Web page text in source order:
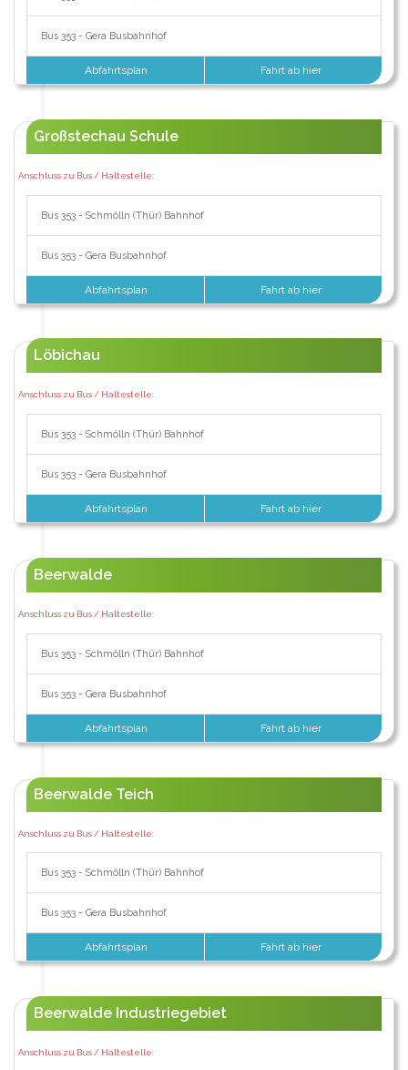
Bus 353 - Gera Busbahnhof
Abfahrtsplan Fahrt ab hier
Großstechau Schule
Anschluss zu Bus / Haltestelle:
Bus 353 - Schmölln (Thür) Bahnhof
Bus 353 - Gera Busbahnhof
Abfahrtsplan Fahrt ab hier
Löbichau
Anschluss zu Bus / Haltestelle:
Bus 353 - Schmölln (Thür) Bahnhof
Bus 353 - Gera Busbahnhof
Abfahrtsplan Fahrt ab hier
Beerwalde
Anschluss zu Bus / Haltestelle:
Bus 353 - Schmölln (Thür) Bahnhof
Bus 353 - Gera Busbahnhof
Abfahrtsplan Fahrt ab hier
Beerwalde Teich
Anschluss zu Bus / Haltestelle:
Bus 353 - Schmölln (Thür) Bahnhof
Bus 353 - Gera Busbahnhof
Abfahrtsplan Fahrt ab hier
Beerwalde Industriegebiet
Anschluss zu Bus / Haltestelle: